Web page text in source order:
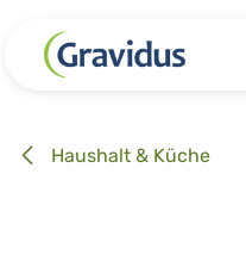
Haushalt & Küche